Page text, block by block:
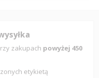
zakupach powyżej 450
etykietą